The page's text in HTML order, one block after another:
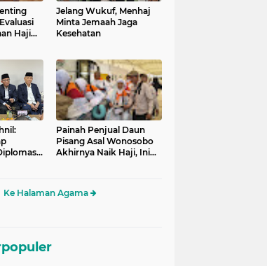
Haji
Jelang Wukuf, Menhaj
Minta Jemaah Jaga
Kesehatan
Painah Penjual Daun
Pisang Asal Wonosobo
Akhirnya Naik Haji, Ini
Ke Halaman Agama